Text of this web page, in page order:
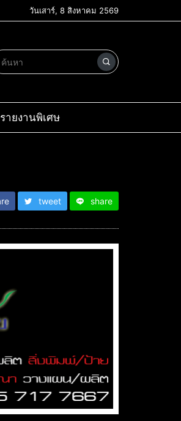
วันเสาร์, 8 สิงหาคม 2569
รายงานพิเศษ
tweet share